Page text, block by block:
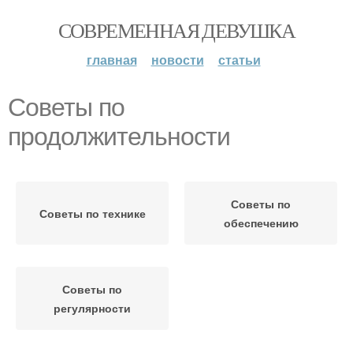
СОВРЕМЕННАЯ ДЕВУШКА
главная новости статьи
Советы по
продолжительности
Советы по технике
Советы по
обеспечению
Советы по
регулярности